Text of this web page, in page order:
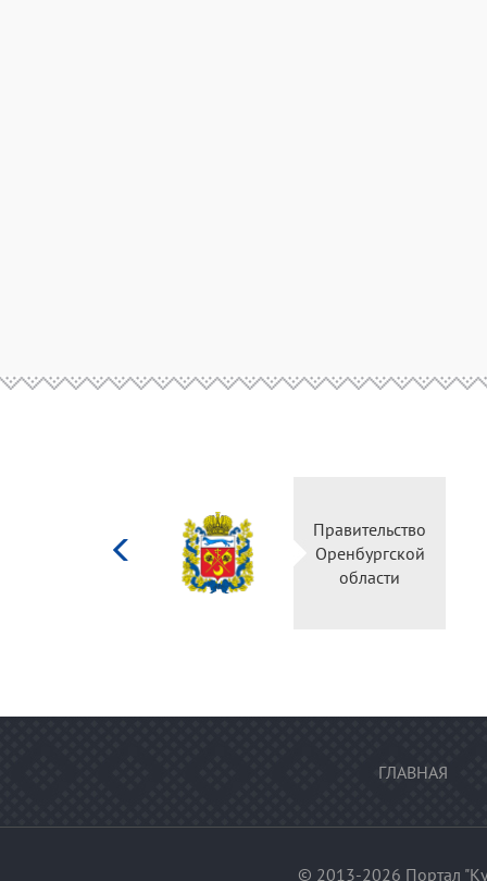
Министерство
культуры
Российской
федерации
ГЛАВНАЯ
© 2013-2026 Портал